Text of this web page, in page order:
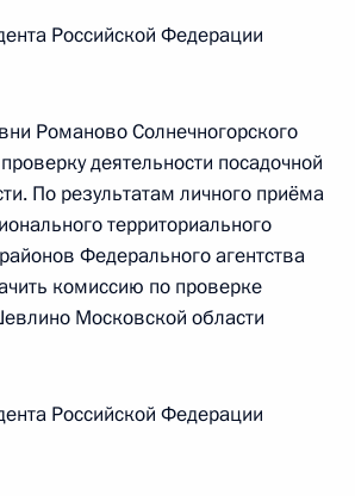
Российской Федерации
территориального
районов Федерального агентства
в Приёмной Президента
личный приём граждан
Российской Федерации
Романово Солнечногорского
деятельности посадочной
По результатам личного приёма
территориального
Федерального агентства
комиссию по проверке
Московской области
Российской Федерации